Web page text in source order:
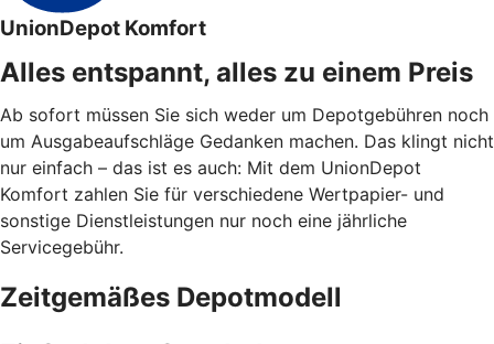
UnionDepot Komfort
Alles entspannt, alles zu einem Preis
Ab sofort müssen Sie sich weder um Depotgebühren noch
um Ausgabeaufschläge Gedanken machen. Das klingt nicht
nur einfach – das ist es auch: Mit dem UnionDepot
Komfort zahlen Sie für verschiedene Wertpapier- und
sonstige Dienstleistungen nur noch eine jährliche
Servicegebühr.
Zeitgemäßes Depotmodell